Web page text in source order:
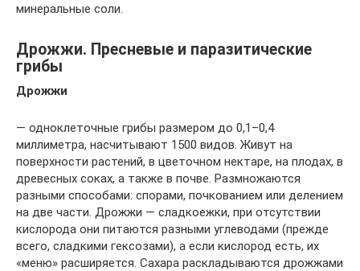
минеральные соли.
Дрожжи. Пресневые и паразитические
грибы
Дрожжи
— одноклеточные грибы размером до 0,1–0,4
миллиметра, насчитывают 1500 видов. Живут на
поверхности растений, в цветочном нектаре, на плодах, в
древесных соках, а также в почве. Размножаются
разными способами: спорами, почкованием или делением
на две части. Дрожжи — сладкоежки, при отсутствии
кислорода они питаются разными углеводами (прежде
всего, сладкими гексозами), а если кислород есть, их
«меню» расширяется. Сахара раскладываются дрожжами